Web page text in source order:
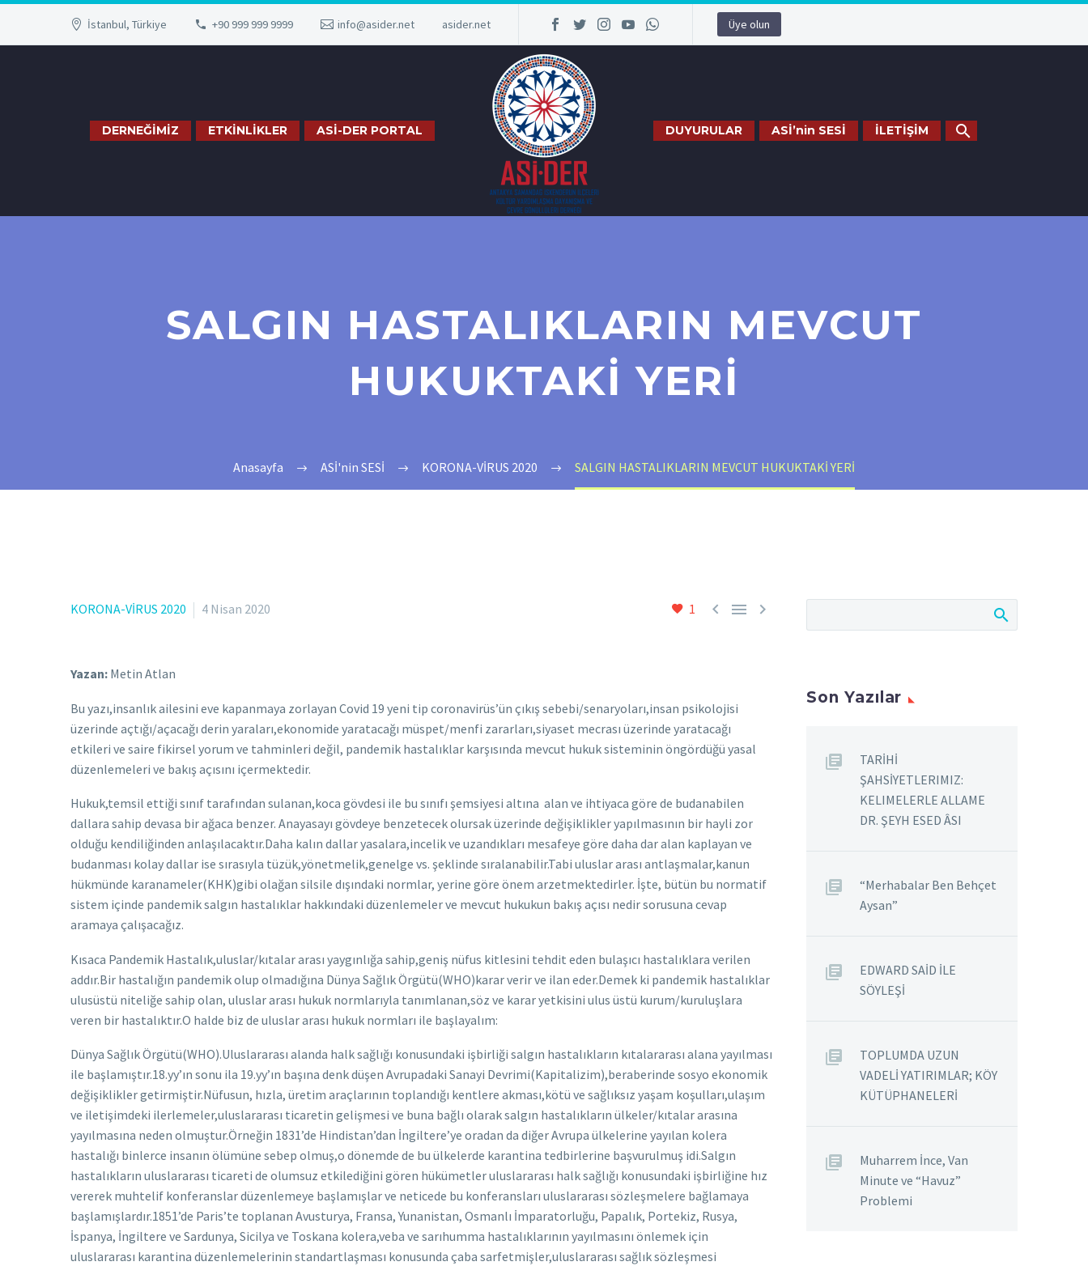
İstanbul, Türkiye +90 999 999 9999 info@asider.net asider.net Üye olun
DERNEĞİMİZ ETKİNLİKLER ASİ-DER PORTAL DUYURULAR ASİ’nin SESİ İLETİŞİM
SALGIN HASTALIKLARIN MEVCUT
HUKUKTAKİ YERİ
Anasayfa ASİ'nin SESİ KORONA-VİRUS 2020 SALGIN HASTALIKLARIN MEVCUT HUKUKTAKİ YERİ
1   
KORONA-VİRUS 2020 4 Nisan 2020
Yazan: Metin Atlan
Bu yazı,insanlık ailesini eve kapanmaya zorlayan Covid 19 yeni tip coronavirüs’ün çıkış sebebi/senaryoları,insan psikolojisi
üzerinde açtığı/açacağı derin yaraları,ekonomide yaratacağı müspet/menfi zararları,siyaset mecrası üzerinde yaratacağı
etkileri ve saire fikirsel yorum ve tahminleri değil, pandemik hastalıklar karşısında mevcut hukuk sisteminin öngördüğü yasal
düzenlemeleri ve bakış açısını içermektedir.
Hukuk,temsil ettiği sınıf tarafından sulanan,koca gövdesi ile bu sınıfı şemsiyesi altına alan ve ihtiyaca göre de budanabilen
dallara sahip devasa bir ağaca benzer. Anayasayı gövdeye benzetecek olursak üzerinde değişiklikler yapılmasının bir hayli zor
olduğu kendiliğinden anlaşılacaktır.Daha kalın dallar yasalara,incelik ve uzandıkları mesafeye göre daha dar alan kaplayan ve
budanması kolay dallar ise sırasıyla tüzük,yönetmelik,genelge vs. şeklinde sıralanabilir.Tabi uluslar arası antlaşmalar,kanun
hükmünde karanameler(KHK)gibi olağan silsile dışındaki normlar, yerine göre önem arzetmektedirler. İşte, bütün bu normatif
sistem içinde pandemik salgın hastalıklar hakkındaki düzenlemeler ve mevcut hukukun bakış açısı nedir sorusuna cevap
aramaya çalışacağız.
Kısaca Pandemik Hastalık,uluslar/kıtalar arası yaygınlığa sahip,geniş nüfus kitlesini tehdit eden bulaşıcı hastalıklara verilen
addır.Bir hastalığın pandemik olup olmadığına Dünya Sağlık Örgütü(WHO)karar verir ve ilan eder.Demek ki pandemik hastalıklar
ulusüstü niteliğe sahip olan, uluslar arası hukuk normlarıyla tanımlanan,söz ve karar yetkisini ulus üstü kurum/kuruluşlara
veren bir hastalıktır.O halde biz de uluslar arası hukuk normları ile başlayalım:
Dünya Sağlık Örgütü(WHO).Uluslararası alanda halk sağlığı konusundaki işbirliği salgın hastalıkların kıtalararası alana yayılması
ile başlamıştır.18.yy’ın sonu ila 19.yy’ın başına denk düşen Avrupadaki Sanayi Devrimi(Kapitalizim),beraberinde sosyo ekonomik
değişiklikler getirmiştir.Nüfusun, hızla, üretim araçlarının toplandığı kentlere akması,kötü ve sağlıksız yaşam koşulları,ulaşım
ve iletişimdeki ilerlemeler,uluslararası ticaretin gelişmesi ve buna bağlı olarak salgın hastalıkların ülkeler/kıtalar arasına
yayılmasına neden olmuştur.Örneğin 1831’de Hindistan’dan İngiltere’ye oradan da diğer Avrupa ülkelerine yayılan kolera
hastalığı binlerce insanın ölümüne sebep olmuş,o dönemde de bu ülkelerde karantina tedbirlerine başvurulmuş idi.Salgın
hastalıkların uluslararası ticareti de olumsuz etkilediğini gören hükümetler uluslararası halk sağlığı konusundaki işbirliğine hız
vererek muhtelif konferanslar düzenlemeye başlamışlar ve neticede bu konferansları uluslararası sözleşmelere bağlamaya
başlamışlardır.1851’de Paris’te toplanan Avusturya, Fransa, Yunanistan, Osmanlı İmparatorluğu, Papalık, Portekiz, Rusya,
İspanya, İngiltere ve Sardunya, Sicilya ve Toskana kolera,veba ve sarıhumma hastalıklarının yayılmasını önlemek için
uluslararası karantina düzenlemelerinin standartlaşması konusunda çaba sarfetmişler,uluslararası sağlık sözleşmesi
Son Yazılar
TARİHİ
ŞAHSİYETLERIMIZ:
KELIMELERLE ALLAME
DR. ŞEYH ESED ÂSI
“Merhabalar Ben Behçet
Aysan”
EDWARD SAİD İLE
SÖYLEŞİ
TOPLUMDA UZUN
VADELİ YATIRIMLAR; KÖY
KÜTÜPHANELERİ
Muharrem İnce, Van
Minute ve “Havuz”
Problemi